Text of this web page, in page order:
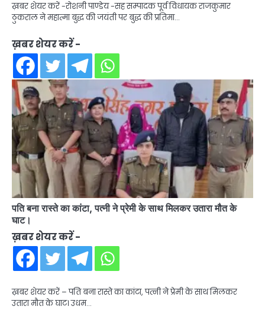
ख़बर शेयर करें -रोशनी पाण्डेय -सह सम्पादक पूर्व विधायक राजकुमार
ठुकराल ने महात्मा बुद्ध की जयंती पर बुद्ध की प्रतिमा…
ख़बर शेयर करें -
पति बना रास्ते का कांटा, पत्नी ने प्रेमी के साथ मिलकर उतारा मौत के
घाट।
ख़बर शेयर करें -
ख़बर शेयर करें – पति बना रास्ते का कांटा, पत्नी ने प्रेमी के साथ मिलकर
उतारा मौत के घाट। उधम…